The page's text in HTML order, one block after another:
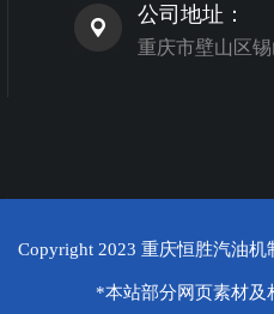
公司地址：
重庆市壁山区
Copyright 2023 重庆恒胜汽油机
*本站部分网页素材及